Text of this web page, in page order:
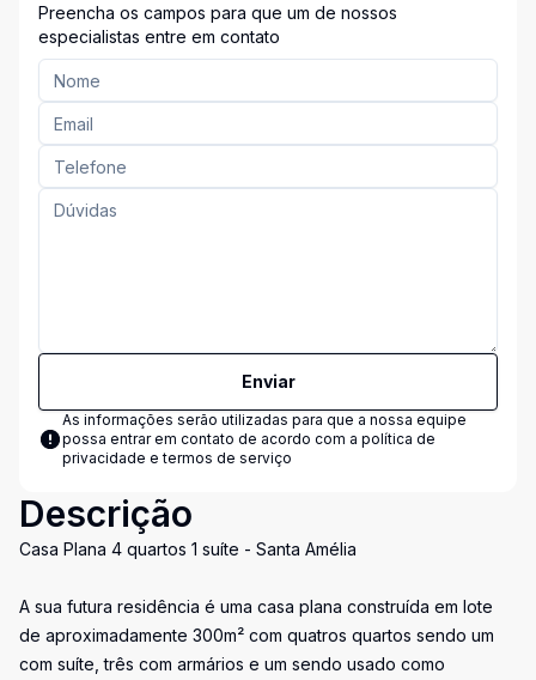
Preencha os campos para que um de nossos
especialistas entre em contato
Enviar
As informações serão utilizadas para que a nossa equipe
possa entrar em contato de acordo com a política de
privacidade e termos de serviço
Descrição
Casa Plana 4 quartos 1 suíte - Santa Amélia
A sua futura residência é uma casa plana construída em lote
de aproximadamente 300m² com quatros quartos sendo um
com suíte, três com armários e um sendo usado como